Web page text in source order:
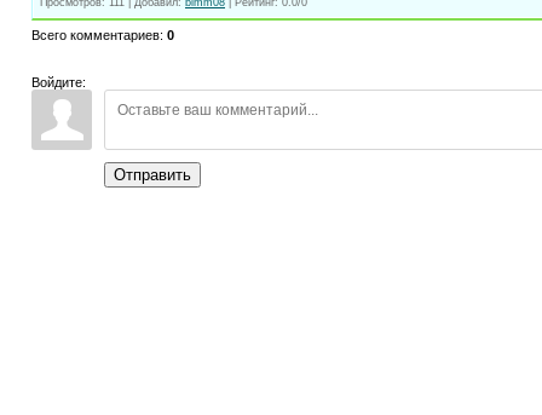
Просмотров: 111 Добавил: bimm08 Рейтинг: 0.0/0
Всего комментариев: 0
Войдите:
Отправить